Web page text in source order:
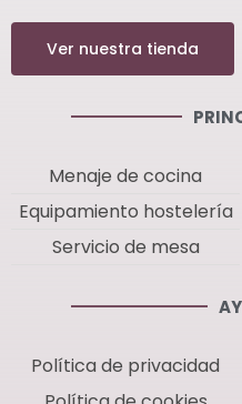
Ver nuestra tienda
Menaje de cocina
Equipamiento hostelería
Servicio de mesa
Política de privacidad